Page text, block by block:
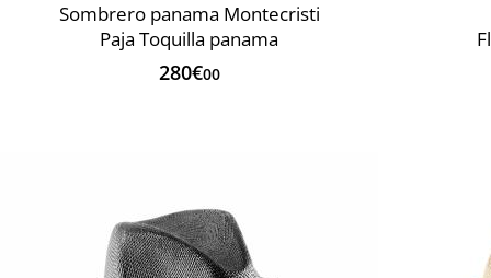
Sombrero panama Montecristi
Paja Toquilla panama
280€00